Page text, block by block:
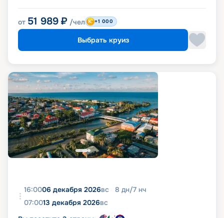
от 51 989 ₽ /чел +1 000
Выбрать круиз
16:0006 декабря 2026вс 8 дн/7 нч
07:0013 декабря 2026вс